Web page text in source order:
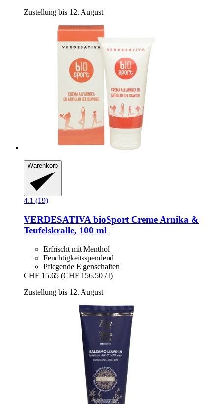
Zustellung bis 12. August
Warenkorb
4.1 (19)
VERDESATIVA bioSport Creme Arnika &
Teufelskralle, 100 ml
Erfrischt mit Menthol
Feuchtigkeitsspendend
Pflegende Eigenschaften
CHF 15.65 (CHF 156.50 / l)
Zustellung bis 12. August